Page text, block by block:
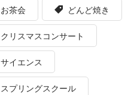
お茶会 どんど焼き
クリスマスコンサート
サイエンス
スプリングスクール